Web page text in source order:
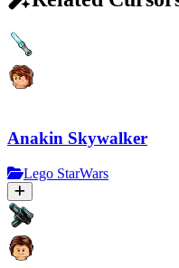
Anakin Skywalker
Lego StarWars